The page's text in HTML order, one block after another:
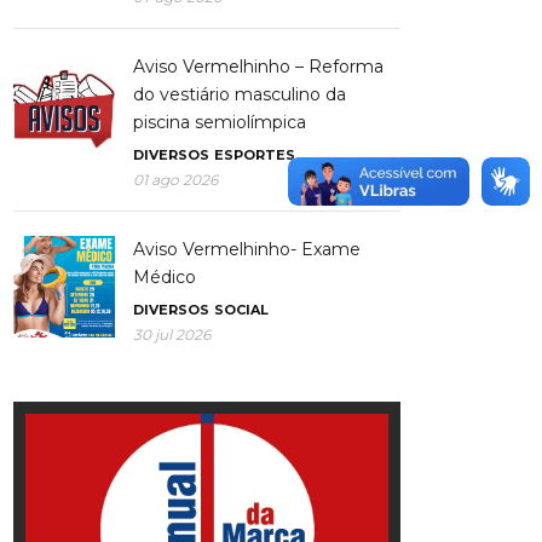
Aviso Vermelhinho – Reforma
do vestiário masculino da
piscina semiolímpica
DIVERSOS ESPORTES
01 ago 2026
Aviso Vermelhinho- Exame
Médico
DIVERSOS SOCIAL
30 jul 2026